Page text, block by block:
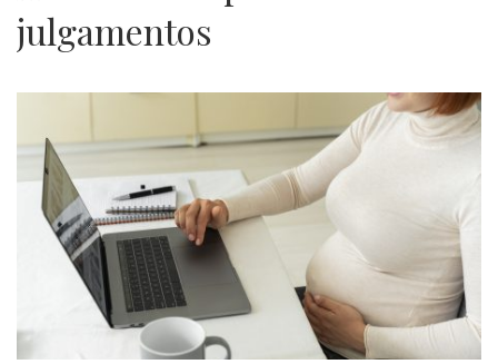
julgamentos